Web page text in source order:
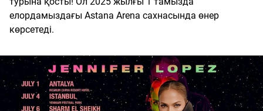
елордамыздағы Astana Arena сахнасында өнер
көрсетеді.